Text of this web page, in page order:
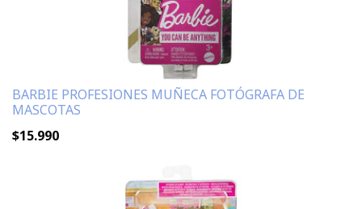
BARBIE PROFESIONES MUÑECA FOTÓGRAFA DE
MASCOTAS
$15.990